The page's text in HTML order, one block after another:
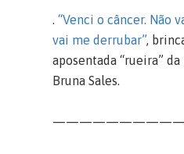
.“Venci o câncer. Não
vai me derrubar”,
aposentada “rueira”
Bruna Sales.